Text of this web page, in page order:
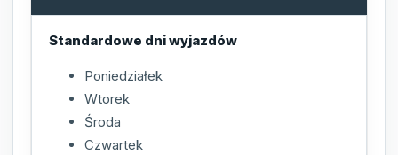
Standardowe dni wyjazdów
Poniedziałek
Wtorek
Środa
Czwartek